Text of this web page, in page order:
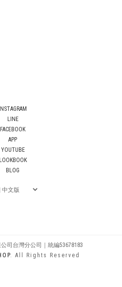
LINE
FACEBOOK
APP
YOUTUBE
LOOKBOOK
BLOG
司台灣分公司｜統編53678183
. All Rights Reserved